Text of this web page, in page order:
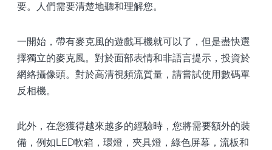
要。人們需要清楚地聽和理解您。
一開始，帶有麥克風的遊戲耳機就可以了，但是盡快選
擇獨立的麥克風。對於面部表情和非語言提示，投資於
網絡攝像頭。對於高清視頻流質量，請嘗試使用數碼單
反相機。
此外，在您獲得越來越多的經驗時，您將需要額外的裝
備，例如LED軟箱，環燈，夾具燈，綠色屏幕，流板和